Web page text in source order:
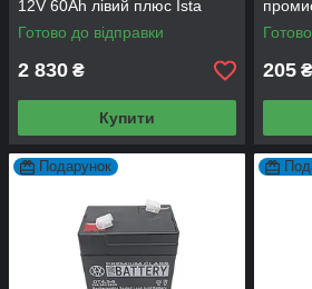
12V 60Аh лівий плюс Ista
Готово до відправки
2 830 ₴
Купити
205 ₴
Подарунок